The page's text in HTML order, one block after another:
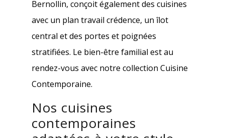
Bernollin, conçoit également des cuisines
avec un plan travail crédence, un îlot
central et des portes et poignées
stratifiées. Le bien-être familial est au
rendez-vous avec notre collection Cuisine
Contemporaine.
Nos cuisines
contemporaines